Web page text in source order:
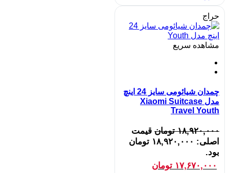
حراج
مشاهده سریع
چمدان شیائومی سایز 24 اینچ
مدل Xiaomi Suitcase
Travel Youth
۱۸,۹۲۰,۰۰۰ تومان قیمت
اصلی: ۱۸,۹۲۰,۰۰۰ تومان
بود.
۱۷,۶۷۰,۰۰۰ تومان